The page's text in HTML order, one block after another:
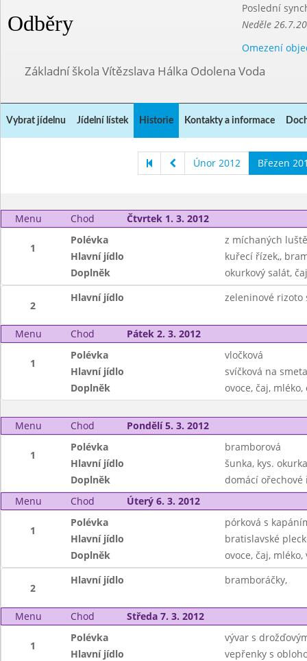
Odběry
Poslední
Neděle
Omezení
Základní škola Vítězslava Hálka Odolena Voda
Vybrat jídelnu Jídelní lístek Historie Kontakty a informace
Únor 2012 Březen
Menu Chod Čtvrtek 1. 3. 2012
1
Polévka
z míchaných
Hlavní jídlo
kuřecí řízek,,
Doplněk
okurkový salát,
2
Hlavní jídlo zeleninové rizoto
Menu Chod Pátek 2. 3. 2012
1
Polévka
vločková
Hlavní jídlo
svíčková na
Doplněk
ovoce, čaj,
Menu Chod Pondělí 5. 3. 2012
1
Polévka
bramborová
Hlavní jídlo
šunka, kys.
Doplněk
domácí ořechové
Menu
Chod Úterý 6. 3. 2012
1
Polévka
pórková s
Hlavní jídlo
bratislavské
Doplněk
ovoce, čaj,
2
Hlavní jídlo bramboráčky,
Menu Chod Středa 7. 3. 2012
1
Polévka
vývar s
Hlavní jídlo
vepřenky s